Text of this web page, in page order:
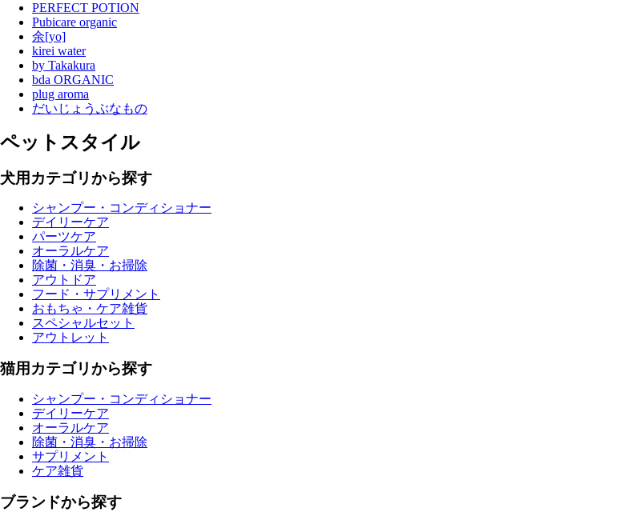
PERFECT POTION
Pubicare organic
余[yo]
kirei water
by Takakura
bda ORGANIC
plug aroma
だいじょうぶなもの
ペットスタイル
犬用カテゴリから探す
シャンプー・コンディショナー
デイリーケア
パーツケア
オーラルケア
除菌・消臭・お掃除
アウトドア
フード・サプリメント
おもちゃ・ケア雑貨
スペシャルセット
アウトレット
猫用カテゴリから探す
シャンプー・コンディショナー
デイリーケア
オーラルケア
除菌・消臭・お掃除
サプリメント
ケア雑貨
ブランドから探す